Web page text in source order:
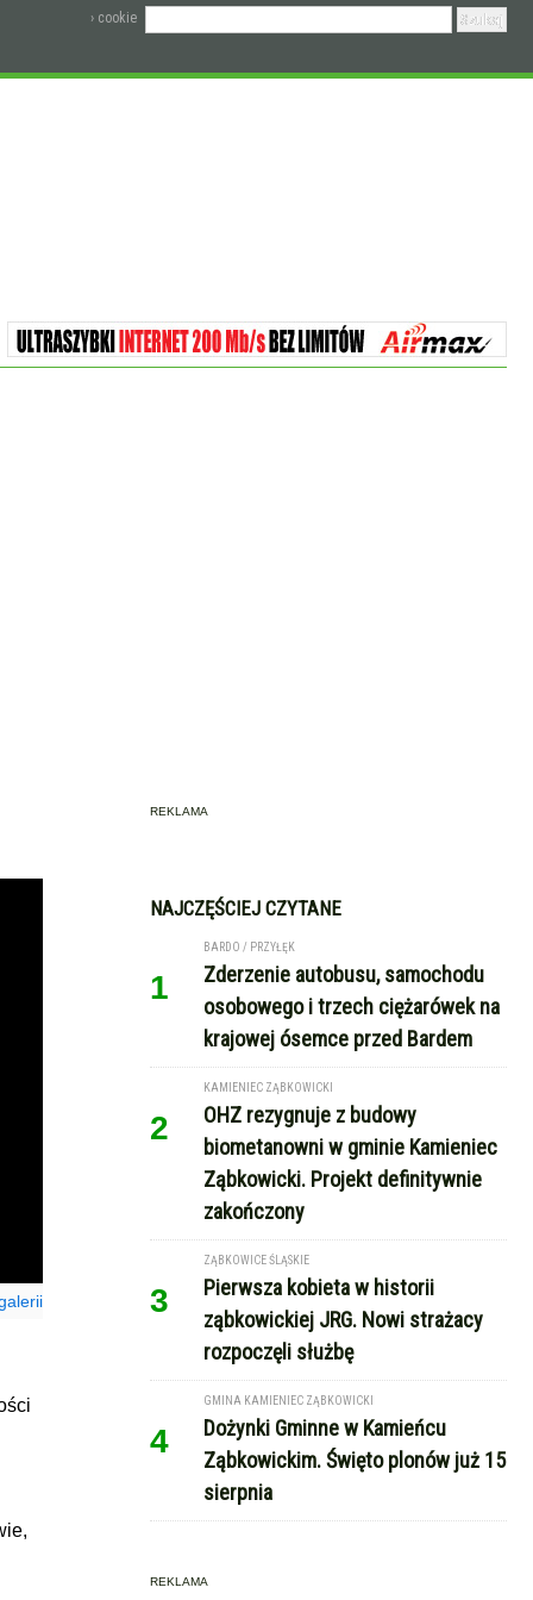
› cookie
REKLAMA
NAJCZĘŚCIEJ CZYTANE
1
BARDO / PRZYŁĘK
Zderzenie autobusu, samochodu
osobowego i trzech ciężarówek na
krajowej ósemce przed Bardem
2
KAMIENIEC ZĄBKOWICKI
OHZ rezygnuje z budowy
biometanowni w gminie Kamieniec
Ząbkowicki. Projekt definitywnie
zakończony
3
ZĄBKOWICE ŚLĄSKIE
Pierwsza kobieta w historii
ząbkowickiej JRG. Nowi strażacy
rozpoczęli służbę
4
GMINA KAMIENIEC ZĄBKOWICKI
Dożynki Gminne w Kamieńcu
Ząbkowickim. Święto plonów już 15
sierpnia
REKLAMA